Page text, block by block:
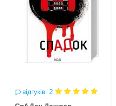
відгуків: 2